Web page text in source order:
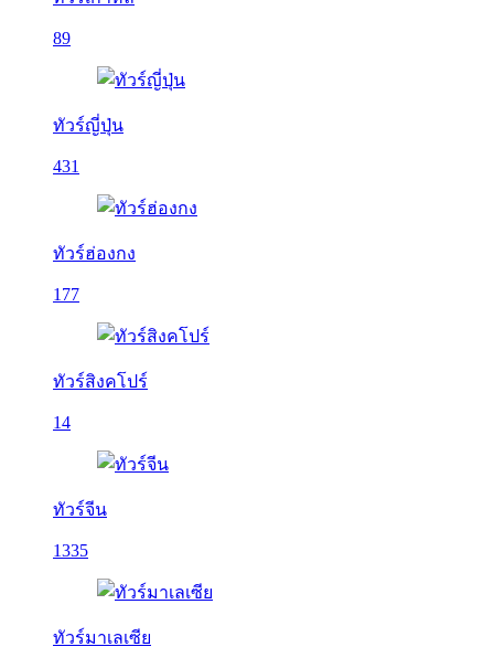
89
ทัวร์ญี่ปุ่น
431
ทัวร์ฮ่องกง
177
ทัวร์สิงคโปร์
14
ทัวร์จีน
1335
ทัวร์มาเลเซีย